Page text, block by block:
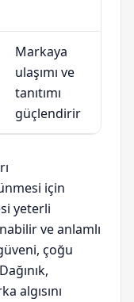
Markaya
ulaşımı ve
tanıtımı
güçlendirir
için
yeterli
ve anlamlı
çoğu
algısını